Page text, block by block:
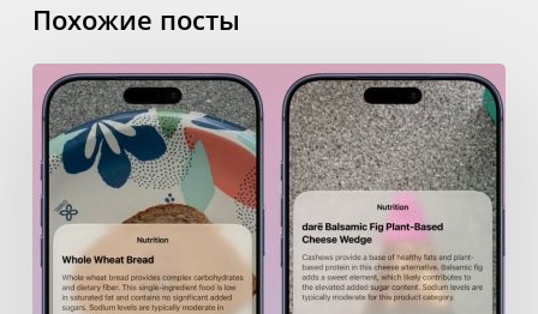
Похожие посты
iOS
27
Siri
Mode
in
Camera:
Start